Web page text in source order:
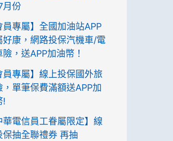
月份
員專屬】全國加油站APP
好康，網路投保汽機車/電
險，送APP加油幣！
員專屬】線上投保國外旅
，單筆保費滿額送APP加
!
華電信員工眷屬限定】線
保抽全聯禮券 再抽